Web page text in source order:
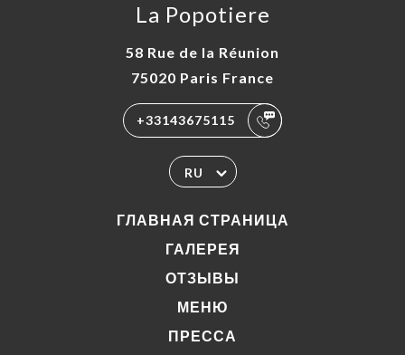
La Popotiere
58 Rue de la Réunion
75020 Paris France
+33143675115
RU
ГЛАВНАЯ СТРАНИЦА
ГАЛЕРЕЯ
ОТЗЫВЫ
МЕНЮ
ПРЕССА